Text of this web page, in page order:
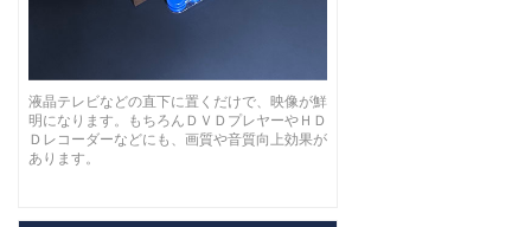
液晶テレビなどの直下に置くだけで、映像が鮮
明になります。もちろんＤＶＤプレヤーやＨＤ
Ｄレコーダーなどにも、画質や音質向上効果が
あります。